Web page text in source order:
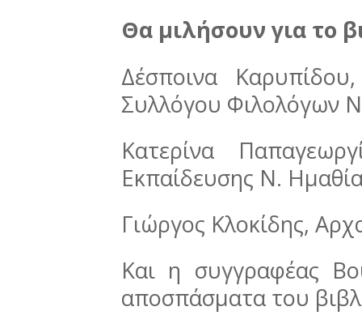
Θα μιλήσουν για το
Δέσποινα
Συλλόγου Φιλολόγων
Κατερίνα
Εκπαίδευσης Ν.
Γιώργος Κλοκίδης,
Και η συγγραφέας
αποσπάσματα του